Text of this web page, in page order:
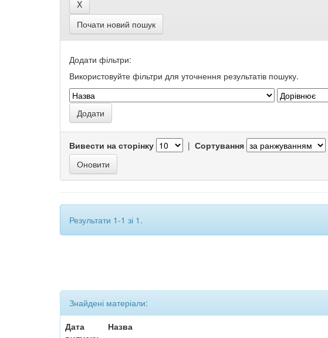
Почати новий пошук
Додати фільтри:
Використовуйте фільтри для уточнення результатів пошуку.
Вивести на сторінку | Сортування
Результати 1-1 зі 1.
Знайдені матеріали:
Дата
Назва